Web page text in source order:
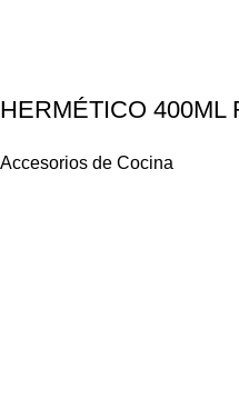
HERMÉTICO 400ML
Accesorios de Cocina